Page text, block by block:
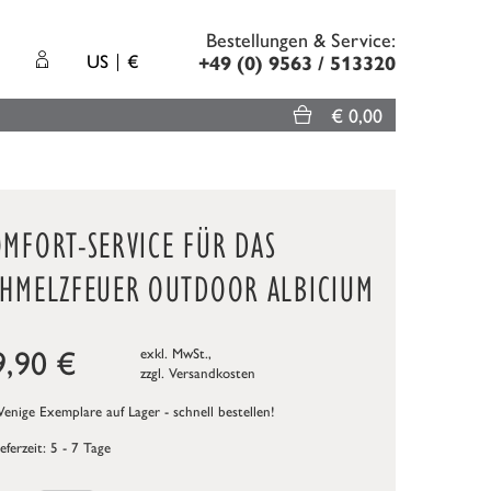
US €
Bestellungen & Service:
+49 (0) 9563 / 513320
€ 0,00
SERVICE FÜR DAS
OUTDOOR ALBICIUM
€
exkl. MwSt.,
zzgl. Versandkosten
Exemplare auf Lager - schnell bestellen!
5 - 7 Tage